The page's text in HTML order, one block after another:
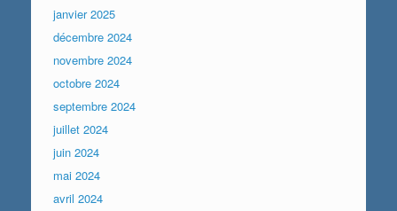
janvier 2025
décembre 2024
novembre 2024
octobre 2024
septembre 2024
juillet 2024
juin 2024
mai 2024
avril 2024